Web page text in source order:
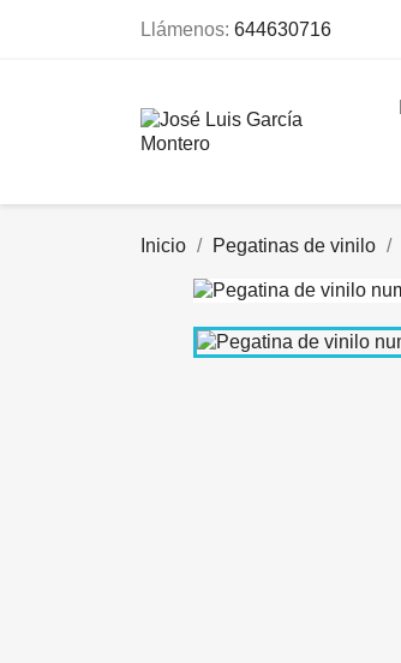
Llámenos: 644630716
Inicio Pegatinas de vinilo